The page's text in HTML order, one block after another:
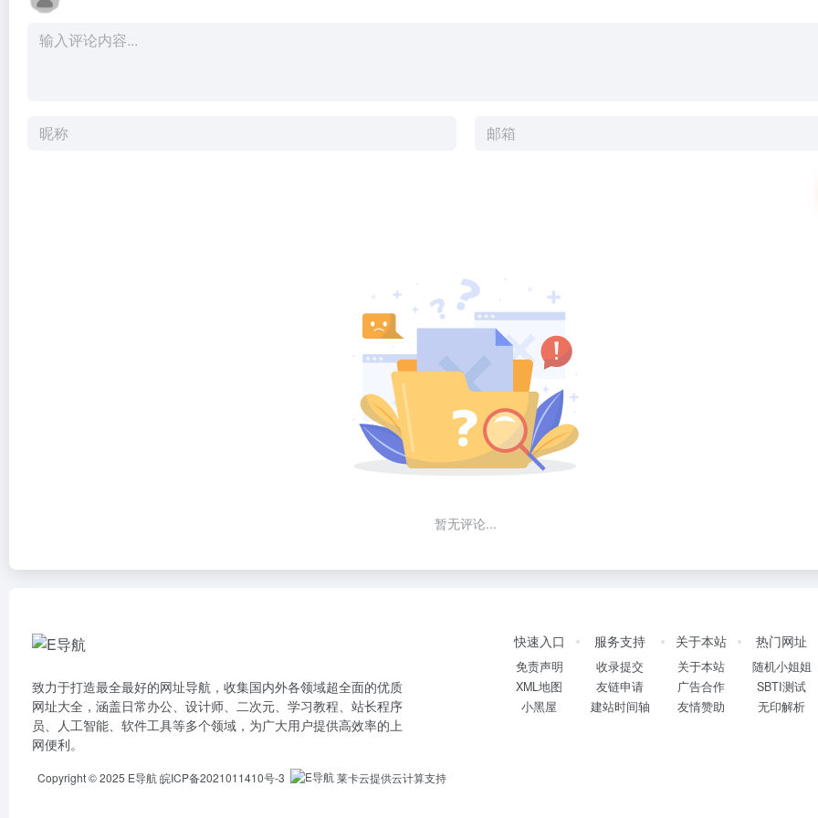
暂无评论...
致力于打造最全最好的网址导航，收集国内外各领域超全面的优质
网址大全，涵盖日常办公、设计师、二次元、学习教程、站长程序
员、人工智能、软件工具等多个领域，为广大用户提供高效率的上
网便利。
快速入口
免责声明
XML地图
小黑屋
服务支持
收录提交
友链申请
建站时间轴
关于本站
关于本站
广告合作
友情赞助
热门网址
随机小姐姐
SBTI测试
无印解析
Copyright © 2025 E导航皖ICP备2021011410号-3 莱卡云提供云计算支持